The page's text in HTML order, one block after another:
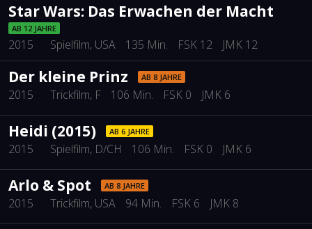
Star Wars: Das Erwachen der Macht
AB 12 JAHRE
2015 Spielfilm, USA 135 Min. FSK 12 JMK 12
Der kleine Prinz AB 8 JAHRE
2015 Trickfilm, F 106 Min. FSK 0 JMK 6
Heidi (2015) AB 6 JAHRE
2015 Spielfilm, D/CH 106 Min. FSK 0 JMK 6
Arlo & Spot AB 8 JAHRE
2015 Trickfilm, USA 94 Min. FSK 6 JMK 8